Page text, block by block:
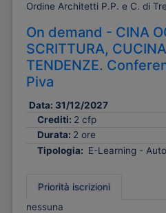
Ordine Architetti P.P. e C. di
On demand - CINA
SCRITTURA,
TENDENZE.
Piva
Data: 31/12/2027
Crediti: 2 cfp
Durata: 2 ore
Tipologia: E-Learning -
Priorità iscrizioni
nessuna